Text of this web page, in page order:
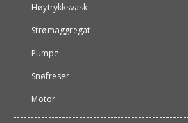
Høytrykksvask
Strømaggregat
Pumpe
Snøfreser
Motor